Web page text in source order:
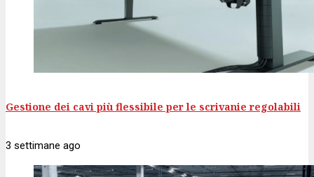
Gestione dei cavi più flessibile per le scrivanie regolabili
3 settimane ago